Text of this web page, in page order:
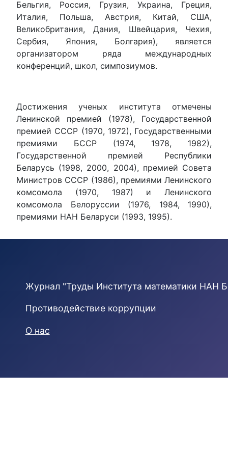
Бельгия, Россия, Грузия, Украина, Греция,
Италия, Польша, Австрия, Китай, США,
Великобритания, Дания, Швейцария, Чехия,
Сербия, Япония, Болгария), является
организатором ряда международных
конференций, школ, симпозиумов.
Достижения ученых института отмечены
Ленинской премией (1978), Государственной
премией СССР (1970, 1972), Государственными
премиями БССР (1974, 1978, 1982),
Государственной премией Республики
Беларусь (1998, 2000, 2004), премией Совета
Министров СССР (1986), премиями Ленинского
комсомола (1970, 1987) и Ленинского
комсомола Белоруссии (1976, 1984, 1990),
премиями НАН Беларуси (1993, 1995).
Журнал "Труды Института математики НАН
Противодействие коррупции
О нас